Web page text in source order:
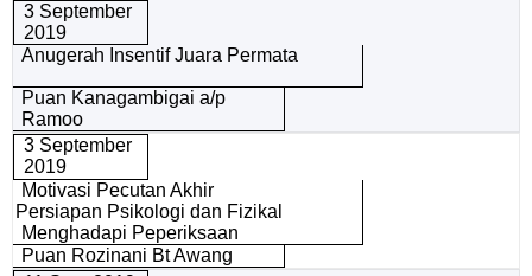
3 September
2019
Anugerah Insentif Juara Permata
Puan Kanagambigai a/p
Ramoo
3 September
2019
Motivasi Pecutan Akhir
Persiapan Psikologi dan Fizikal
Menghadapi Peperiksaan
Puan Rozinani Bt Awang